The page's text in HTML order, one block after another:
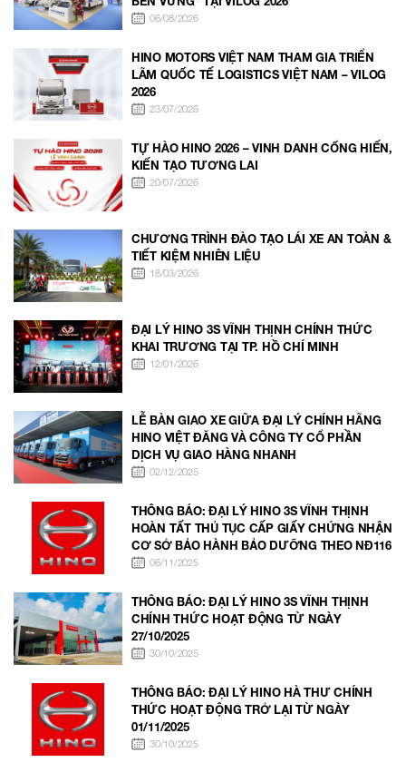
06/08/2026
HINO MOTORS VIỆT NAM THAM GIA TRIỂN
LÃM QUỐC TẾ LOGISTICS VIỆT NAM – VILOG
2026
23/07/2026
TỰ HÀO HINO 2026 – VINH DANH CỐNG HIẾN,
KIẾN TẠO TƯƠNG LAI
20/07/2026
CHƯƠNG TRÌNH ĐÀO TẠO LÁI XE AN TOÀN &
TIẾT KIỆM NHIÊN LIỆU
18/03/2026
ĐẠI LÝ HINO 3S VĨNH THỊNH CHÍNH THỨC
KHAI TRƯƠNG TẠI TP. HỒ CHÍ MINH
12/01/2026
LỄ BÀN GIAO XE GIỮA ĐẠI LÝ CHÍNH HÃNG
HINO VIỆT ĐĂNG VÀ CÔNG TY CỔ PHẦN
DỊCH VỤ GIAO HÀNG NHANH
02/12/2025
THÔNG BÁO: ĐẠI LÝ HINO 3S VĨNH THỊNH
HOÀN TẤT THỦ TỤC CẤP GIẤY CHỨNG NHẬN
CƠ SỞ BẢO HÀNH BẢO DƯỠNG THEO NĐ116
06/11/2025
THÔNG BÁO: ĐẠI LÝ HINO 3S VĨNH THỊNH
CHÍNH THỨC HOẠT ĐỘNG TỪ NGÀY
27/10/2025
30/10/2025
THÔNG BÁO: ĐẠI LÝ HINO HÀ THƯ CHÍNH
THỨC HOẠT ĐỘNG TRỞ LẠI TỪ NGÀY
01/11/2025
30/10/2025